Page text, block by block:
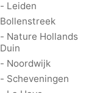
- Leiden
Bollenstreek
- Nature Hollands
Duin
- Noordwijk
- Scheveningen